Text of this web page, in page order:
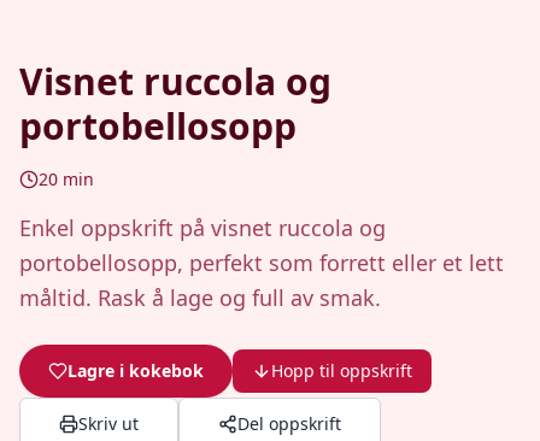
Visnet ruccola og
portobellosopp
20 min
Enkel oppskrift på visnet ruccola og
portobellosopp, perfekt som forrett eller et lett
måltid. Rask å lage og full av smak.
Lagre i kokebok Hopp til oppskrift
Skriv ut Del oppskrift